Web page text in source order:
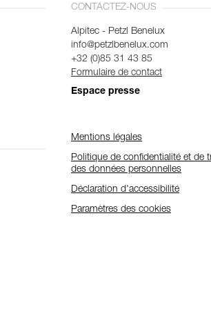
CONTACTEZ-NOUS
Alpitec - Petzl Benelux
info@petzlbenelux.com
+32 (0)85 31 43 85
Formulaire de contact
Espace presse
Mentions légales
Politique de confidentialité et de
des données personnelles
Déclaration d'accessibilité
Paramètres des cookies